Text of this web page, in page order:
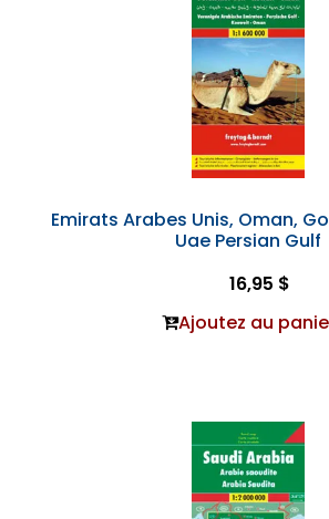
Emirats Arabes Unis, Oman,
Uae Persian Gulf
16,95 $
Ajoutez au